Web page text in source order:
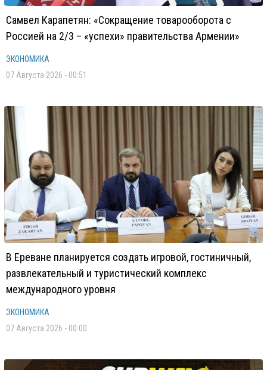
Самвел Карапетян: «Сокращение товарооборота с
Россией на 2/3 – «успехи» правительства Армении»
ЭКОНОМИКА
07 Августа 2026 - 00:51
В Ереване планируется создать игровой, гостиничный,
развлекательный и туристический комплекс
международного уровня
ЭКОНОМИКА
07 Августа 2026 - 00:00